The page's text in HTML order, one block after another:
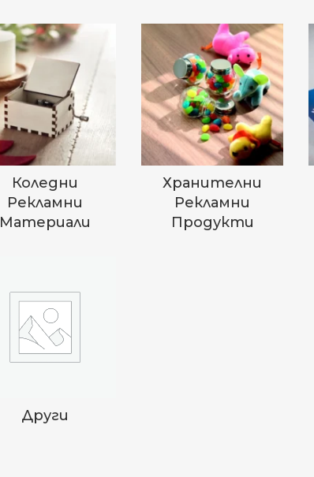
Коледни
Рекламни
Материали
Хранителни
Рекламни
Продукти
Други